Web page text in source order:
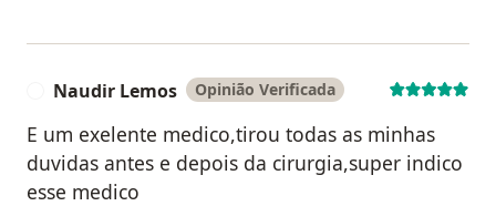
Naudir Lemos Opinião Verificada
E um exelente medico,tirou todas as minhas
duvidas antes e depois da cirurgia,super indico
esse medico